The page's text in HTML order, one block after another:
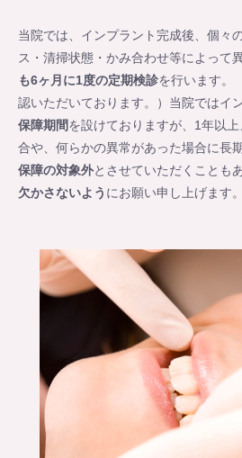
当院では、インプラント完成後、個々
ス・清掃状態・かみ合わせ等によって
も6ヶ月に1度の定期検診を行います。
認いただいております。）当院ではイ
保障期間を設けておりますが、1年以
合や、何らかの異常があった場合に長
保障の対象外とさせていただくことも
欠かさないよう にお願い申し上げます。